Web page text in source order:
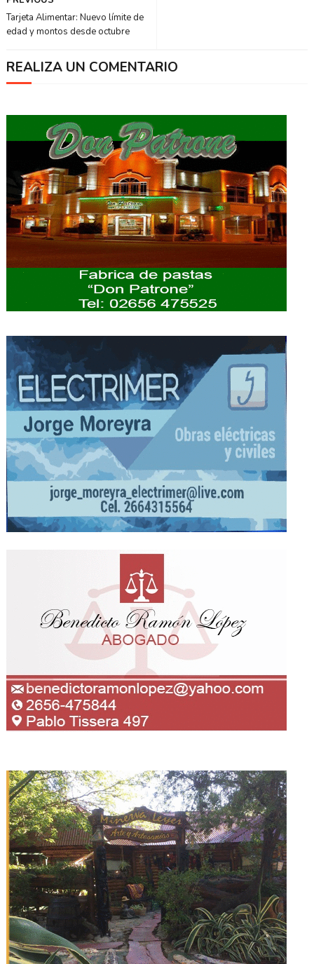
Tarjeta Alimentar: Nuevo límite de
edad y montos desde octubre
REALIZA UN COMENTARIO